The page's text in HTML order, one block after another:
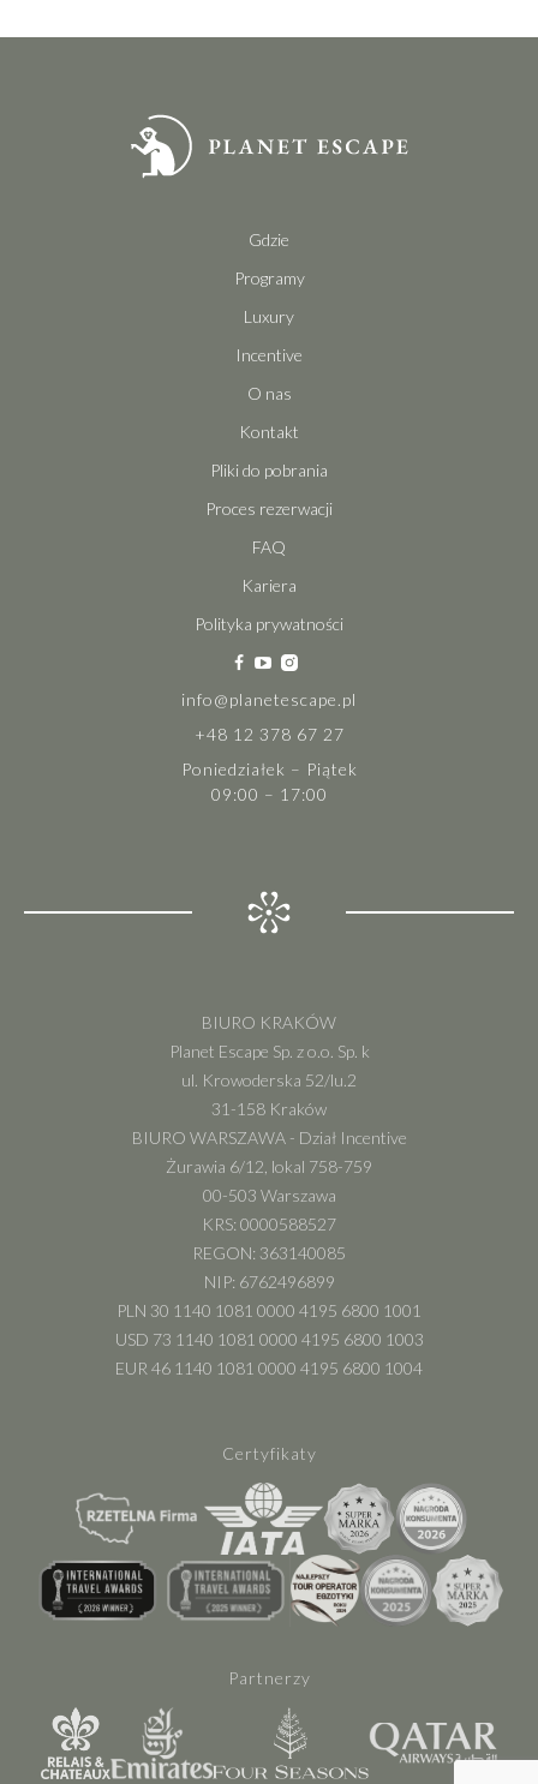
Gdzie
Programy
Luxury
Incentive
O nas
Kontakt
Pliki do pobrania
Proces rezerwacji
FAQ
Kariera
Polityka prywatności
info@planetescape.pl
+48 12 378 67 27
Poniedziałek – Piątek
09:00 – 17:00
BIURO KRAKÓW
Planet Escape Sp. z o.o. Sp. k
ul. Krowoderska 52/lu.2
31-158 Kraków
BIURO WARSZAWA - Dział Incentive
Żurawia 6/12, lokal 758-759
00-503 Warszawa
KRS: 0000588527
REGON: 363140085
NIP: 6762496899
PLN 30 1140 1081 0000 4195 6800 1001
USD 73 1140 1081 0000 4195 6800 1003
EUR 46 1140 1081 0000 4195 6800 1004
Certyfikaty
Partnerzy